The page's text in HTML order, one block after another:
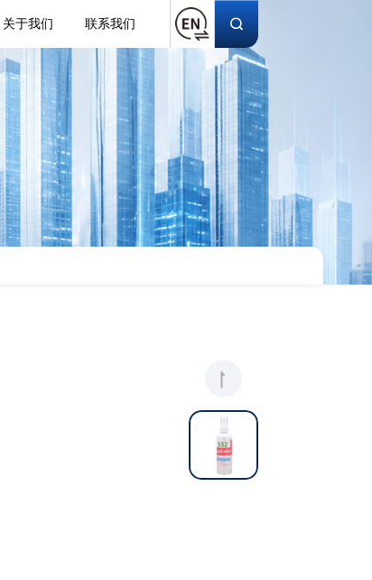
关于我们 联系我们